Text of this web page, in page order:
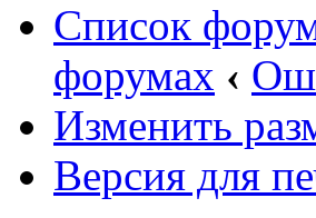
Список
форумах ‹
Изменить
Версия для